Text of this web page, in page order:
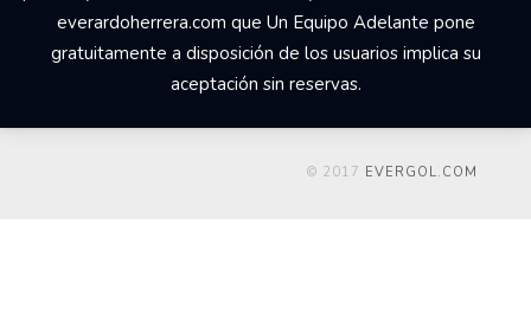
everardoherrera.com que Un Equipo Adelante pone
gratuitamente a disposición de los usuarios implica su
aceptación sin reservas.
© 2017 EVERGOL.COM